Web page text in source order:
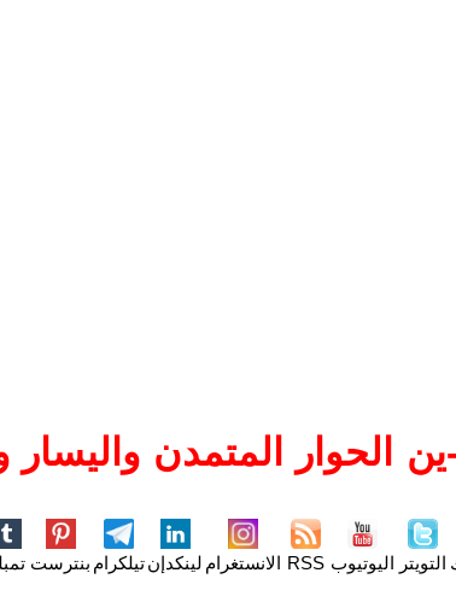
الحوار المتمدن واليسار
التويتر اليوتيوب RSS الانستغرام لينكدإنتيلكرام بنترست